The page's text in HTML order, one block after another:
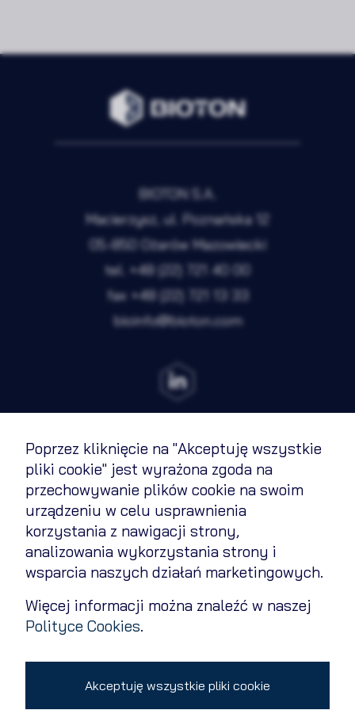
Poprzez kliknięcie na "Akceptuję wszystkie
pliki cookie" jest wyrażona zgoda na
przechowywanie plików cookie na swoim
urządzeniu w celu usprawnienia
korzystania z nawigacji strony,
analizowania wykorzystania strony i
wsparcia naszych działań marketingowych.
Więcej informacji można znaleźć w naszej
Polityce Cookies.
Akceptuję wszystkie pliki cookie
Akceptuję wszystkie pliki cookie
BIOTON S.A.
Macierzysz, ul. Poznańska 12
05-850 Ożarów Mazowiecki
tel. +48 (22) 721 40 00
fax +48 (22) 721 13 33
bioinfo@bioton.com
Regulamin
Polityka cookies
Polityka prywatności
Kontakt
Zmień ustawienia cookies
Copyright 2026 © All rights reserved